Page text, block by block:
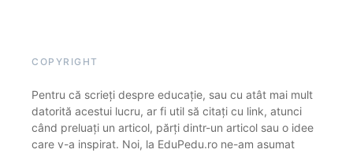
COPYRIGHT
Pentru că scrieți despre educație, sau cu atât mai mult
datorită acestui lucru, ar fi util să citați cu link, atunci
când preluați un articol, părți dintr-un articol sau o idee
care v-a inspirat. Noi, la EduPedu.ro ne-am asumat